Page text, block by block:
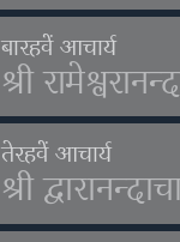
बारहवें आचार्य
श्री
तेरहवें आचार्य
श्री